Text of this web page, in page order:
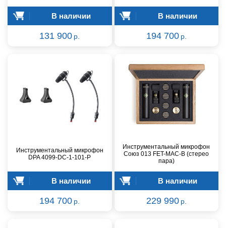
В наличии
131 900 р.
В наличии
194 700 р.
Инструментальный микрофон
DPA 4099-DC-1-101-P
В наличии
194 700 р.
Инструментальный микрофон
Союз 013 FET-MAC-B (стерео
пара)
В наличии
229 990 р.